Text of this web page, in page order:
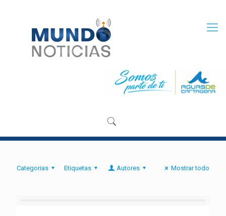
Categorias Etiquetas Autores Mostrar todo